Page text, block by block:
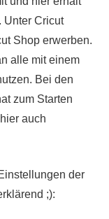
Unter Cricut
Shop erwerben.
alle mit einem
Bei den
zum Starten
auch
der
;):